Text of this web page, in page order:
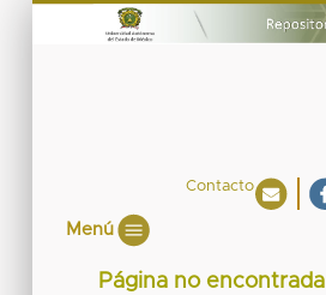
Contacto
Menú
Página no encontrada